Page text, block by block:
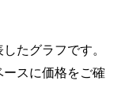
たグラフです。
スに価格をご確